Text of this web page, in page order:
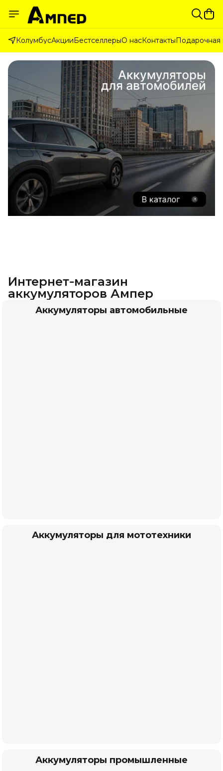
КолумбусАкцииБестселлерыО насКонтактыПодарочная
Интернет‑магазин
аккумуляторов Ампер
Аккумуляторы автомобильные
Аккумуляторы для мототехники
Аккумуляторы промышленные